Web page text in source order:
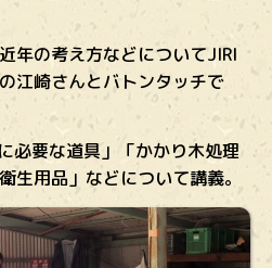
年の考え方などについてJIRI
江崎さんとバトンタッチで
必要な道具」「かかり木処理
生用品」などについて講義。